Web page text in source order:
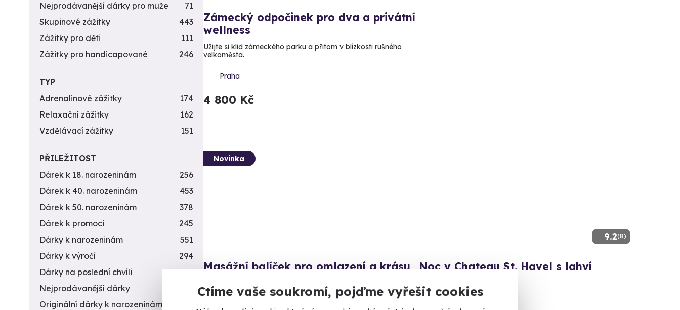
Ctíme vaše soukromí, pojďme vyřešit cookies
Zámecký odpočinek pro dva a privátní
wellness
Užijte si klid zámeckého parku a přitom v blízkosti rušného
velkoměsta.
Praha
4 800 Kč
Novinka
Masážní balíček pro omlazení a krásu
9.2(8)
Noc v Chateau St. Havel s lahví
Zámecká romantika pro dva.
Nejprodávanější dárky pro muže
71
Skupinové zážitky
443
Zážitky pro děti
111
Zážitky pro handicapované
246
TYP
Adrenalinové zážitky
174
Relaxační zážitky
162
Vzdělávací zážitky
151
PŘILEŽITOST
Dárek k 18. narozeninám
256
Dárek k 40. narozeninám
453
Dárek k 50. narozeninám
378
Dárek k promoci
245
Dárky k narozeninám
551
Dárky k výročí
294
Dárky na poslední chvíli
450
Nejprodávanější dárky
Originální dárky k narozeninám